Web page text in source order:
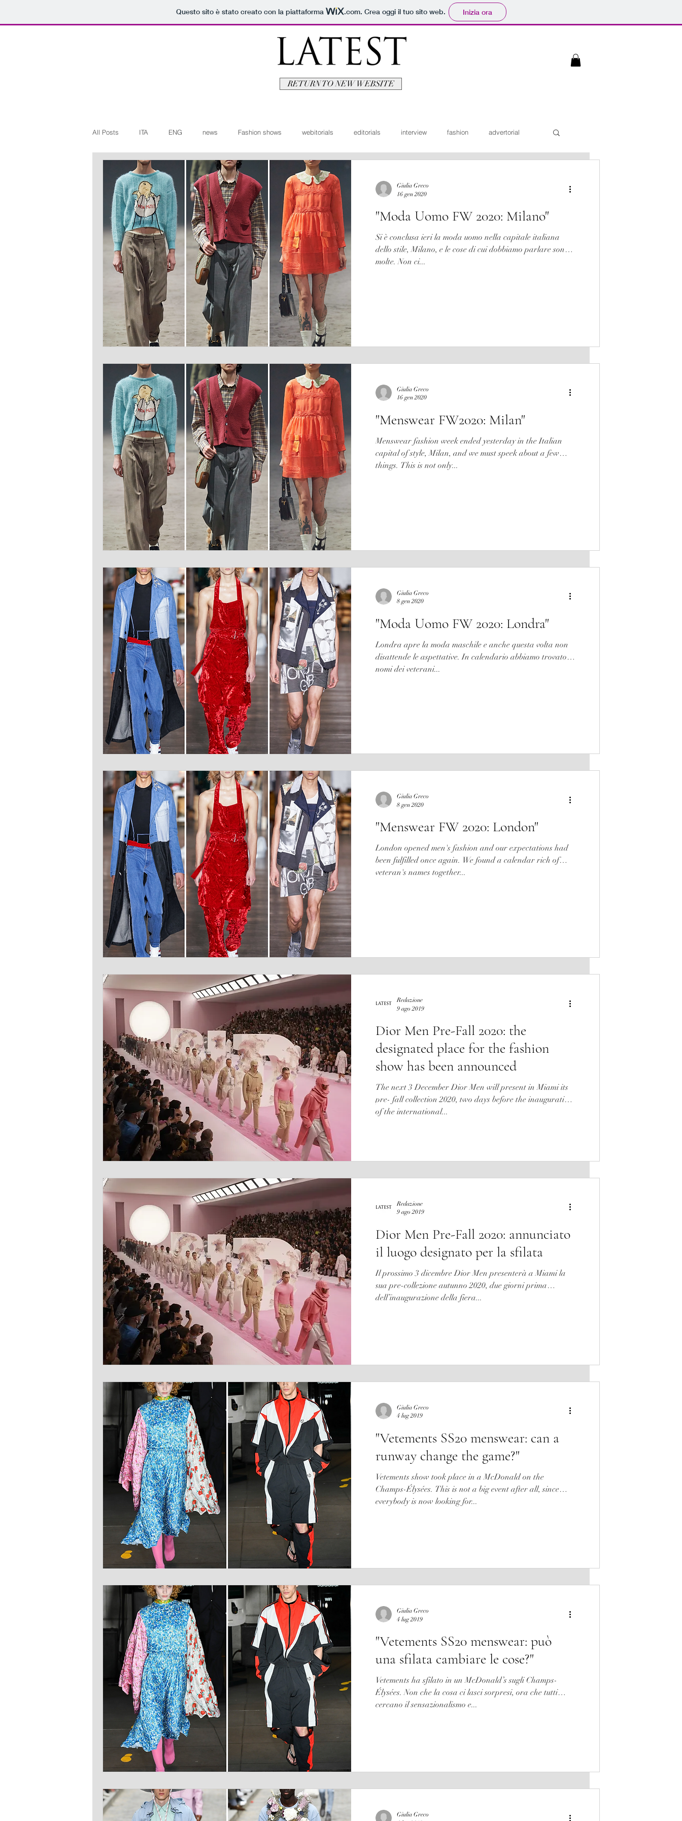
Questo sito è stato creato con la piattaforma .com. Crea oggi il tuo sito web. Inizia ora
RETURN TO NEW WEBSITE
All Posts ITA ENG news Fashion shows webitorials editorials interview fashion advertorial
Art+Culture Beauty latestman fashionvideo bridal
Arte+Cultura Editoriali Webitorials Video Latest Uomo Design Bellezza Viaggi Sfilate
Giulia Greco
16 gen 2020
"Moda Uomo FW 2020: Milano"
Si è conclusa ieri la moda uomo nella capitale italiana
dello stile, Milano, e le cose di cui dobbiamo parlare sono
molte. Non ci...
Giulia Greco
16 gen 2020
"Menswear FW2020: Milan"
Menswear fashion week ended yesterday in the Italian
capital of style, Milan, and we must speek about a few
things. This is not only...
Giulia Greco
8 gen 2020
"Moda Uomo FW 2020: Londra"
Londra apre la moda maschile e anche questa volta non
disattende le aspettative. In calendario abbiamo trovato i
nomi dei veterani...
Giulia Greco
8 gen 2020
"Menswear FW 2020: London"
London opened men's fashion and our expectations had
been fulfilled once again. We found a calendar rich of
veteran's names together...
Redazione
9 ago 2019
Dior Men Pre-Fall 2020: the
designated place for the fashion
show has been announced
The next 3 December Dior Men will present in Miami its
pre- fall collection 2020, two days before the inauguration
of the international...
Redazione
9 ago 2019
Dior Men Pre-Fall 2020: annunciato
il luogo designato per la sfilata
Il prossimo 3 dicembre Dior Men presenterà a Miami la
sua pre-collezione autunno 2020, due giorni prima
dell’inaugurazione della fiera...
Giulia Greco
4 lug 2019
"Vetements SS20 menswear: can a
runway change the game?"
Vetements show took place in a McDonald on the
Champs-Élysées. This is not a big event after all, since
everybody is now looking for...
Giulia Greco
4 lug 2019
"Vetements SS20 menswear: può
una sfilata cambiare le cose?"
Vetements ha sfilato in un McDonald’s sugli Champs-
Élysées. Non che la cosa ci lasci sorpresi, ora che tutti
cercano il sensazionalismo e...
Giulia Greco